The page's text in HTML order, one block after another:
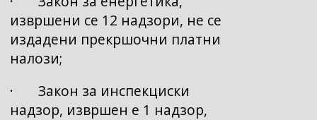
извршени се 12 надзори, не се
издадени прекршочни платни
налози;
· Закон за инспекциски
надзор, извршен е 1 надзор,